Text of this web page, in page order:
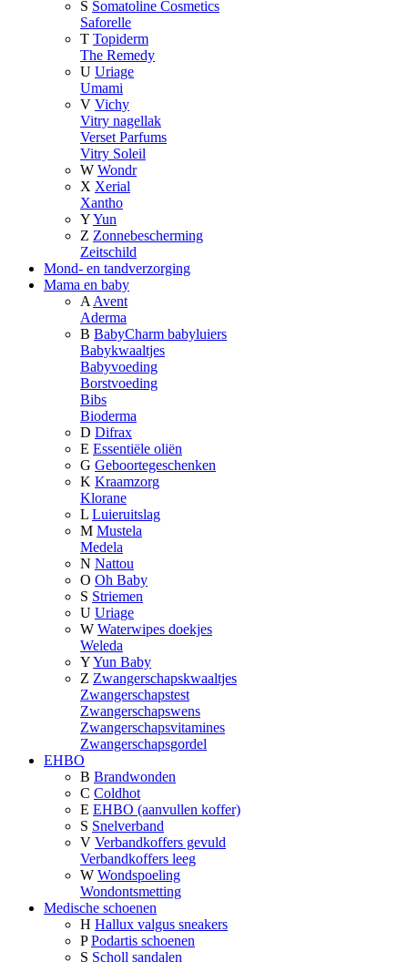
S Somatoline Cosmetics
Saforelle
T Topiderm
The Remedy
U Uriage
Umami
V Vichy
Vitry nagellak
Verset Parfums
Vitry Soleil
W Wondr
X Xerial
Xantho
YYun
Z Zonnebescherming
Zeitschild
Mond- en tandverzorging
Mama en baby
A Avent
Aderma
B BabyCharm babyluiers
Babykwaaltjes
Babyvoeding
Borstvoeding
Bibs
Bioderma
D Difrax
E Essentiële oliën
G Geboortegeschenken
K Kraamzorg
Klorane
L Luieruitslag
M Mustela
Medela
N Nattou
O Oh Baby
S Striemen
U Uriage
W Waterwipes doekjes
Weleda
YYun Baby
Z Zwangerschapskwaaltjes
Zwangerschapstest
Zwangerschapswens
Zwangerschapsvitamines
Zwangerschapsgordel
EHBO
B Brandwonden
C Coldhot
E EHBO (aanvullen koffer)
S Snelverband
V Verbandkoffers gevuld
Verbandkoffers leeg
W Wondspoeling
Wondontsmetting
Medische schoenen
H Hallux valgus sneakers
P Podartis schoenen
S Scholl sandalen